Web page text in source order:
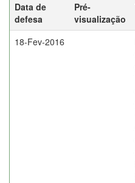
Data de
defesa
Pré-
visualização
18-Fev-2016